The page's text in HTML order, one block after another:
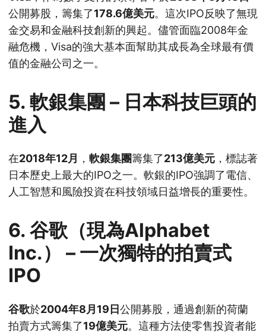
公開募股，籌集了178.6億美元。這次IPO反映了無現
金交易和金融科技創新的興起。儘管面臨2008年金
融危機，Visa的強大基本面幫助其成長為全球最有價
值的金融公司之一。
5. 軟銀集團 – 日本科技巨頭的
進入
在2018年12月 ， 軟銀集團籌集了213億美元 ，標誌著
日本歷史上最大的IPO之一。軟銀的IPO強調了電信、
人工智慧和風險投資在科技領域日益增長的重要性。
6. 谷歌（現為Alphabet
Inc.） – 一次獨特的拍賣式
IPO
谷歌於2004年8月19日公開募股，通過創新的荷蘭
拍賣方式籌集了19億美元。這種方法使零售投資者能